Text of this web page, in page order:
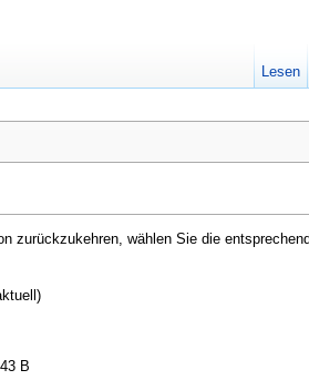
zurückzukehren, wählen Sie die
B
Lesen